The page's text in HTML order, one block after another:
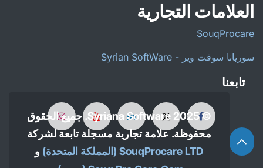
العلامات التجارية
SouqProcare
سوريانا سوفت وير - Syrian SoftWare
تابعنا
© 2025 Syriana Software. جميع الحقوق
محفوظة. علامة تجارية مسجلة تابعة لشركة
SouqProcare LTD (المملكة المتحدة)
و